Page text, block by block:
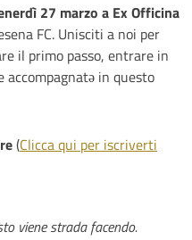
27 marzo a Ex Officina
FC. Unisciti a noi per
il primo passo, entrare in
accompagnatə in questo
(Clicca qui per iscriverti
viene strada facendo.